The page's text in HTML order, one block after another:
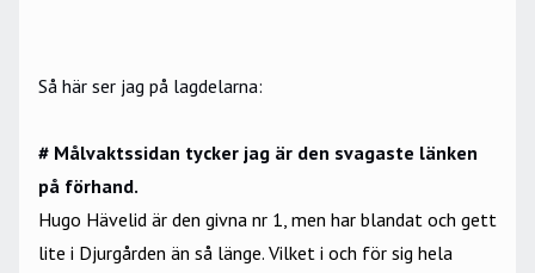
Så här ser jag på lagdelarna:
# Målvaktssidan tycker jag är den svagaste länken
på förhand.
Hugo Hävelid är den givna nr 1, men har blandat och gett
lite i Djurgården än så länge. Vilket i och för sig hela